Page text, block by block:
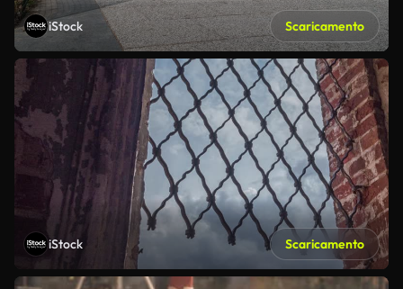
iStock Scaricamento
iStock Scaricamento